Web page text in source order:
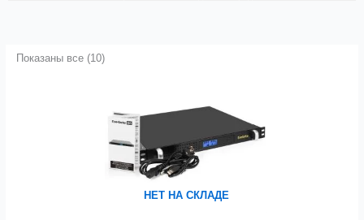
Показаны все (10)
НЕТ НА СКЛАДЕ